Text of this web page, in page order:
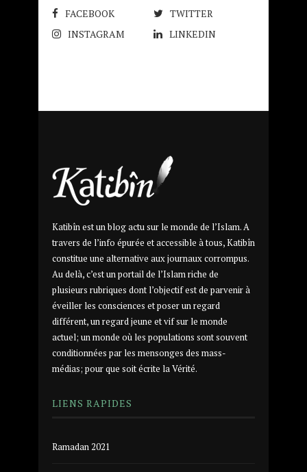
FACEBOOK
TWITTER
INSTAGRAM
LINKEDIN
Katibîn est un blog actu sur le monde de l’Islam. A
travers de l’info épurée et accessible à tous, Katibîn
constitue une alternative aux journaux corrompus.
Au delà, c’est un portail de l’Islam riche de
plusieurs rubriques dont l’objectif est de parvenir à
éveiller les consciences et poser un regard
différent, un regard jeune et vif sur le monde
actuel; un monde où les populations sont souvent
conditionnées par les mensonges des mass-
médias; pour que soit écrite la Vérité.
LIENS RAPIDES
Ramadan 2021